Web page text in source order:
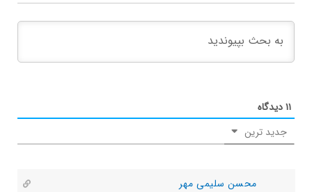
۱۱دیدگاه
جدید ترین
محسن سلیمی مهر